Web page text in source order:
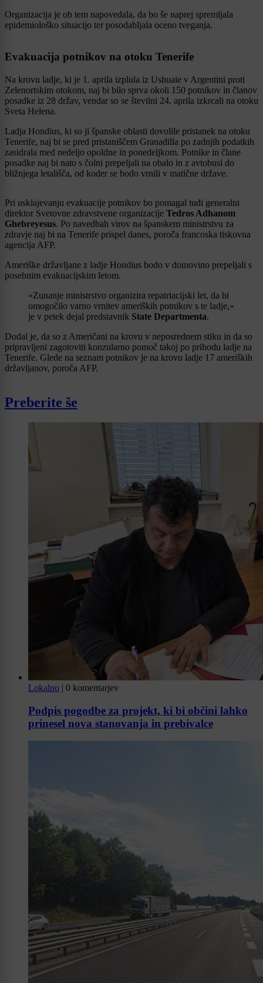
Organizacija je ob tem napovedala, da bo še naprej spremljala
epidemiološko situacijo ter posodabljala oceno tveganja.
Evakuacija potnikov na otoku Tenerife
Na krovu ladje, ki je 1. aprila izplula iz Ushuaie v Argentini proti
Zelenortskim otokom, naj bi bilo sprva okoli 150 potnikov in članov
posadke iz 28 držav, vendar so se številni 24. aprila izkrcali na otoku
Sveta Helena.
Ladja Hondius, ki so ji španske oblasti dovolile pristanek na otoku
Tenerife, naj bi se pred pristaniščem Granadilla po zadnjih podatkih
zasidrala med nedeljo opoldne in ponedeljkom. Potnike in člane
posadke naj bi nato s čolni prepeljali na obalo in z avtobusi do
bližnjega letališča, od koder se bodo vrnili v matične države.
Pri usklajevanju evakuacije potnikov bo pomagal tudi generalni
direktor Svetovne zdravstvene organizacije Tedros Adhanom
Ghebreyesus. Po navedbah virov na španskem ministrstvu za
zdravje naj bi na Tenerife prispel danes, poroča francoska tiskovna
agencija AFP.
Ameriške državljane z ladje Hondius bodo v domovino prepeljali s
posebnim evakuacijskim letom.
»Zunanje ministrstvo organizira repatriacijski let, da bi
omogočilo varno vrnitev ameriških potnikov s te ladje,«
je v petek dejal predstavnik State Departmenta.
Dodal je, da so z Američani na krovu v neposrednem stiku in da so
pripravljeni zagotoviti konzularno pomoč takoj po prihodu ladje na
Tenerife. Glede na seznam potnikov je na krovu ladje 17 ameriških
državljanov, poroča AFP.
Preberite še
Lokalno | 0 komentarjev
Podpis pogodbe za projekt, ki bi občini lahko
prinesel nova stanovanja in prebivalce